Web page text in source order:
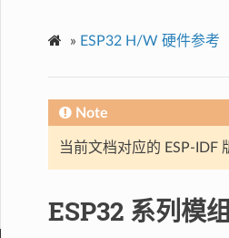
» ESP32 H/W 硬件参考
Note
当前文档对应的 ESP-IDF
ESP32 系列模